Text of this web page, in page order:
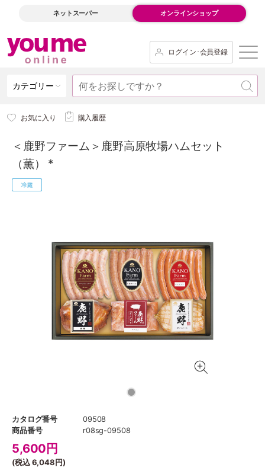
ネットスーパー オンラインショップ
ログイン･会員登録
カテゴリー
お気に入り 購入履歴
＜鹿野ファーム＞鹿野高原牧場ハムセット
（薫） *
カタログ番号
09508
商品番号
r08sg-09508
5,600 円
(税込6,048円)